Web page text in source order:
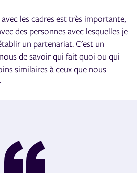
les cadres est très importante,
des personnes avec lesquelles je
un partenariat. C'est un
de savoir qui fait quoi ou qui
similaires à ceux que nous